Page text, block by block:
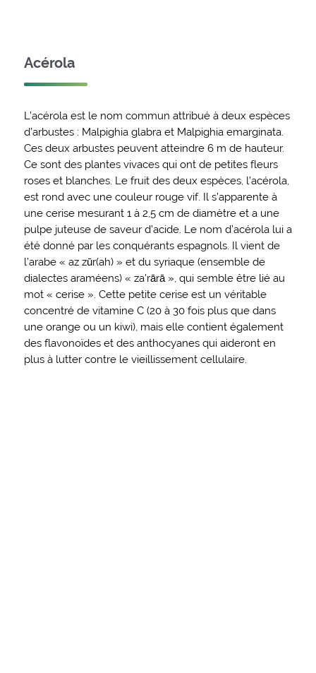
Acérola
L’acérola est le nom commun attribué à deux espèces
d’arbustes : Malpighia glabra et Malpighia emarginata.
Ces deux arbustes peuvent atteindre 6 m de hauteur.
Ce sont des plantes vivaces qui ont de petites fleurs
roses et blanches. Le fruit des deux espèces, l’acérola,
est rond avec une couleur rouge vif. Il s’apparente à
une cerise mesurant 1 à 2,5 cm de diamètre et a une
pulpe juteuse de saveur d’acide. Le nom d’acérola lui a
été donné par les conquérants espagnols. Il vient de
l’arabe « az zūr(ah) » et du syriaque (ensemble de
dialectes araméens) « za’rārā », qui semble être lié au
mot « cerise ». Cette petite cerise est un véritable
concentré de vitamine C (20 à 30 fois plus que dans
une orange ou un kiwi), mais elle contient également
des flavonoïdes et des anthocyanes qui aideront en
plus à lutter contre le vieillissement cellulaire.